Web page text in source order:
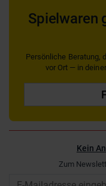
Spielwaren
Persönliche Beratung,
vor Ort — in
Kein
Zum